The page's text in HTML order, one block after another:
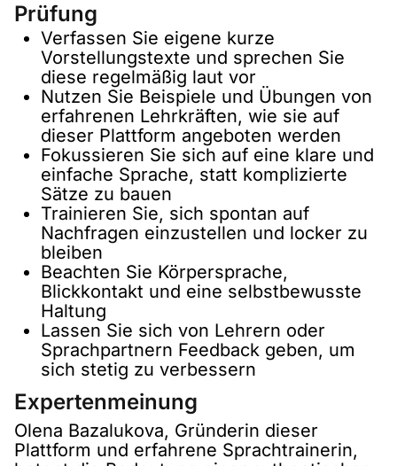
Prüfung
Verfassen Sie eigene kurze
Vorstellungstexte und sprechen Sie
diese regelmäßig laut vor
Nutzen Sie Beispiele und Übungen von
erfahrenen Lehrkräften, wie sie auf
dieser Plattform angeboten werden
Fokussieren Sie sich auf eine klare und
einfache Sprache, statt komplizierte
Sätze zu bauen
Trainieren Sie, sich spontan auf
Nachfragen einzustellen und locker zu
bleiben
Beachten Sie Körpersprache,
Blickkontakt und eine selbstbewusste
Haltung
Lassen Sie sich von Lehrern oder
Sprachpartnern Feedback geben, um
sich stetig zu verbessern
Expertenmeinung
Olena Bazalukova, Gründerin dieser
Plattform und erfahrene Sprachtrainerin,